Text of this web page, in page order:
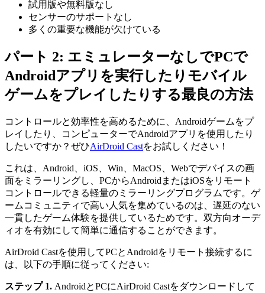
試用版や無料版なし
センサーのサポートなし
多くの重要な機能が欠けている
パート 2: エミュレーターなしでPCで
Androidアプリを実行したりモバイル
ゲームをプレイしたりする最良の方法
コントロールと効率性を高めるために、Androidゲームをプ
レイしたり、コンピューターでAndroidアプリを使用したり
したいですか？ぜひAirDroid Castをお試しください！
これは、Android、iOS、Win、MacOS、Webでデバイスの画
面をミラーリングし、PCからAndroidまたはiOSをリモート
コントロールできる軽量のミラーリングプログラムです。ゲ
ームコミュニティで高い人気を集めているのは、遅延のない
一貫したゲーム体験を提供しているためです。双方向オーデ
ィオを有効にして簡単に通信することができます。
AirDroid Castを使用してPCとAndroidをリモート接続するに
は、以下の手順に従ってください:
ステップ 1. AndroidとPCにAirDroid Castをダウンロードして